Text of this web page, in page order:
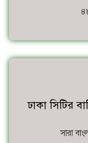
ঢাকা সিটির
সারা